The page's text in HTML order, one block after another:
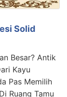
Solid
Besar? Antik
Kayu
Pas Memilih
Ruang Tamu